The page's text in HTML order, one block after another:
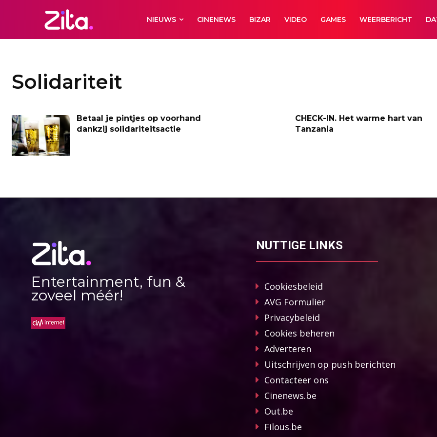
NIEUWS CINENEWS BIZAR VIDEO GAMES WEERBERICHT
Solidariteit
Betaal je pintjes op voorhand
dankzij solidariteitsactie
CHECK-IN. Het warme hart van
Tanzania
Entertainment, fun &
zoveel méér!
NUTTIGE LINKS
Cookiesbeleid
AVG Formulier
Privacybeleid
Cookies beheren
Adverteren
Uitschrijven op push berichten
Contacteer ons
Cinenews.be
Out.be
Filous.be